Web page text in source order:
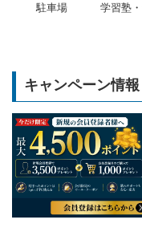
駐車場 学習塾
キャンペーン情報